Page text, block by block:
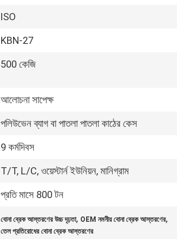
ISO
KBN-27
500 কেজি
আলোচনা সাপেক্ষ
পলিউভেন ব্যাগ বা পাতলা পাতলা কাঠের কেস
9 কর্মদিবস
T/T, L/C, ওয়েস্টার্ন ইউনিয়ন, মানিগ্রাম
প্রতি মাসে 800 টন
বোনা ব্রেক আস্তরণের উচ্চ দৃঢ়তা, OEM নমনীয় বোনা ব্রেক আস্তরণের,
তেল প্রতিরোধের বোনা ব্রেক আস্তরণের